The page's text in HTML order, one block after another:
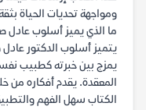
ومواجهة تحديات الحياة
ما الذي يميز أسلوب عادل
يتميز أسلوب الدكتور
يمزج بين خبرته كطبيب
المعقدة. يقدم أفكاره
الكتاب سهل الفهم